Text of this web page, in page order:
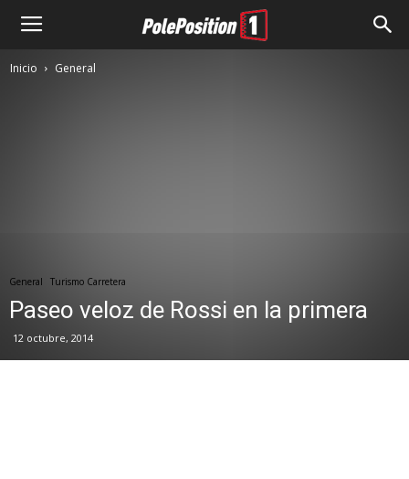
Inicio General
General Turismo Carretera
Paseo veloz de Rossi en la primera
12 octubre, 2014